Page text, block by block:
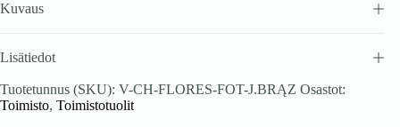
Kuvaus
Lisätiedot
Tuotetunnus (SKU): V-CH-FLORES-FOT-J.BRĄZ Osastot:
Toimisto, Toimistotuolit